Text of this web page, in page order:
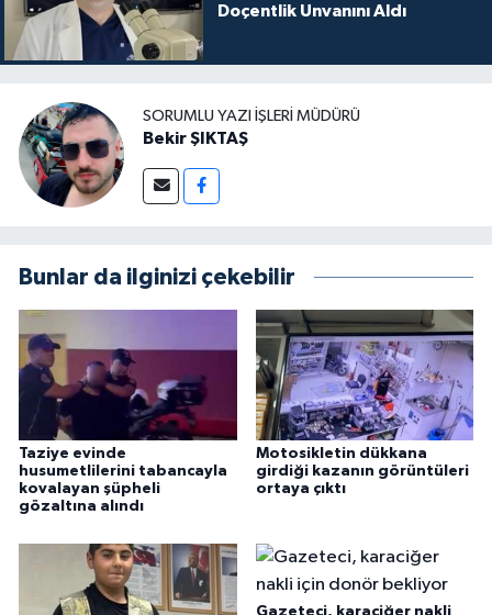
Doçentlik Unvanını Aldı
SORUMLU YAZI İŞLERI MÜDÜRÜ
Bekir ŞIKTAŞ
Bunlar da ilginizi çekebilir
Taziye evinde
husumetlilerini tabancayla
kovalayan şüpheli
gözaltına alındı
Motosikletin dükkana
girdiği kazanın görüntüleri
ortaya çıktı
Gazeteci, karaciğer nakli